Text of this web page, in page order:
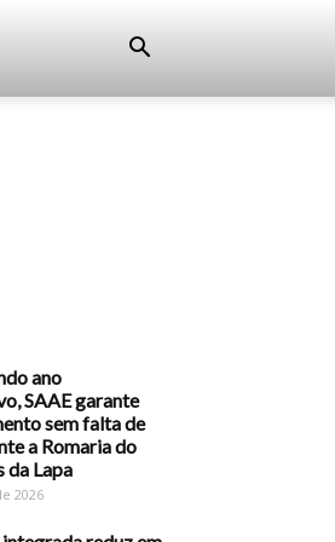
ano
SAAE garante
sem falta de
a Romaria do
da Lapa
2026